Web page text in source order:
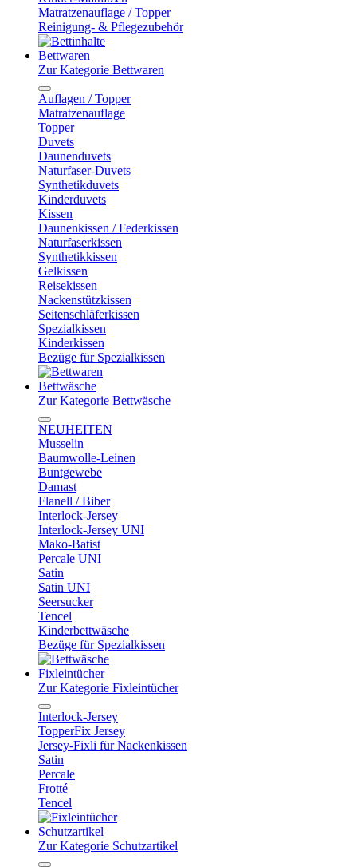
Matratzenauflage / Topper
Reinigung- & Pflegezubehör
Bettwaren
Zur Kategorie Bettwaren
Auflagen / Topper
Matratzenauflage
Topper
Duvets
Daunenduvets
Naturfaser-Duvets
Synthetikduvets
Kinderduvets
Kissen
Daunenkissen / Federkissen
Naturfaserkissen
Synthetikkissen
Gelkissen
Reisekissen
Nackenstützkissen
Seitenschläferkissen
Spezialkissen
Kinderkissen
Bezüge für Spezialkissen
Bettwäsche
Zur Kategorie Bettwäsche
NEUHEITEN
Musselin
Baumwolle-Leinen
Buntgewebe
Damast
Flanell / Biber
Interlock-Jersey
Interlock-Jersey UNI
Mako-Batist
Percale UNI
Satin
Satin UNI
Seersucker
Tencel
Kinderbettwäsche
Bezüge für Spezialkissen
Fixleintücher
Zur Kategorie Fixleintücher
Interlock-Jersey
TopperFix Jersey
Jersey-Fixli für Nackenkissen
Satin
Percale
Frotté
Tencel
Schutzartikel
Zur Kategorie Schutzartikel